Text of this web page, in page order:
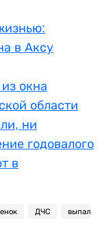
в Аксу
окна
области
ни
годовалого
в
ДЧС выпал